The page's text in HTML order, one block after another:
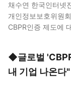
채수연 한국인터넷
개인정보보호위원
CBPR인증 제도에
◆글로벌
내 기업 나온다"